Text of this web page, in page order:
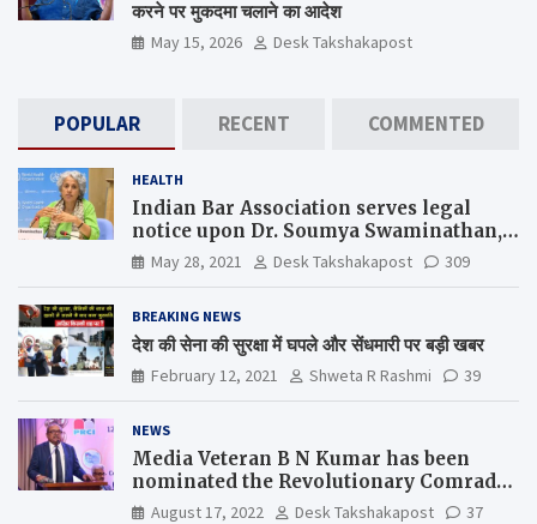
करने पर मुकदमा चलाने का आदेश
May 15, 2026 Desk Takshakapost
POPULAR RECENT COMMENTED
HEALTH
Indian Bar Association serves legal
notice upon Dr. Soumya Swaminathan,
the Chief Scientist, WHO
May 28, 2021 Desk Takshakapost 309
BREAKING NEWS
देश की सेना की सुरक्षा में घपले और सेंधमारी पर बड़ी खबर
February 12, 2021 Shweta R Rashmi 39
NEWS
Media Veteran B N Kumar has been
nominated the Revolutionary Comrade
Shiv Varma Media Award 2022-23
August 17, 2022 Desk Takshakapost 37